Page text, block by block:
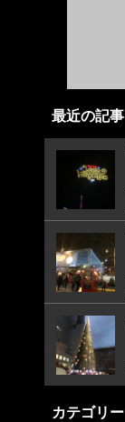
最近の記事
カテゴリー